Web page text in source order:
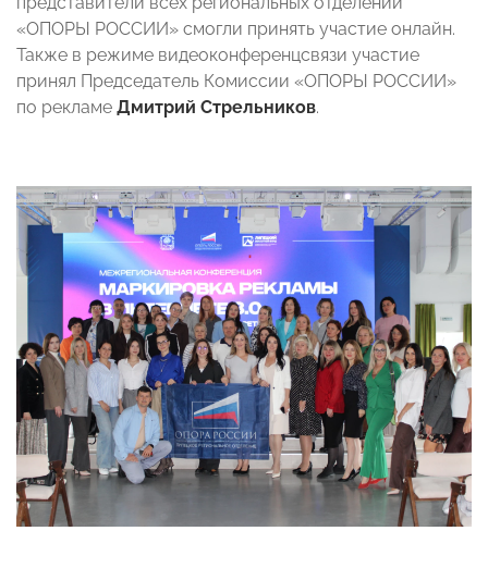
«ОПОРЫ РОССИИ» смогли принять участие онлайн.
Также в режиме видеоконференцсвязи участие
принял Председатель Комиссии «ОПОРЫ РОССИИ»
по рекламе Дмитрий Стрельников.